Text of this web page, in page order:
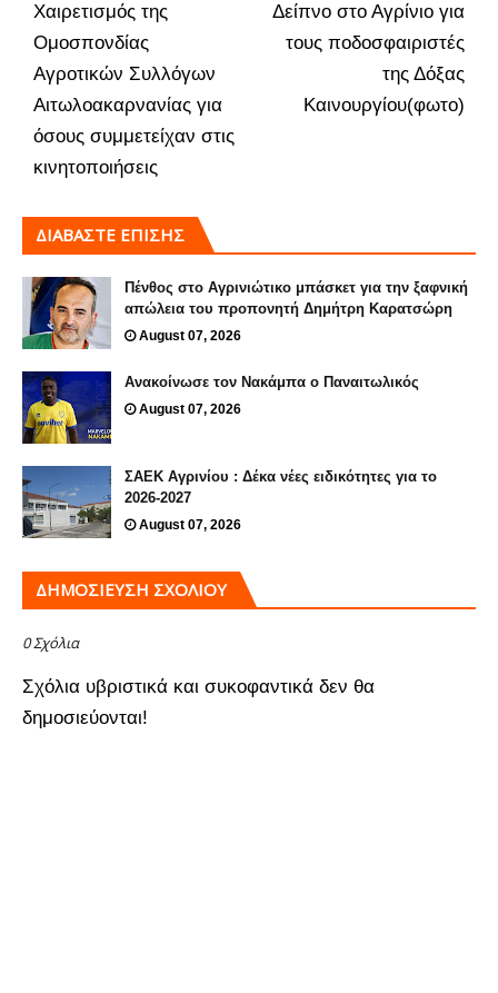
Δείπνο στο Αγρίνιο για
τους ποδοσφαιριστές
της Δόξας
Καινουργίου(φωτο)
Χαιρετισμός της
Ομοσπονδίας
Αγροτικών Συλλόγων
Αιτωλοακαρνανίας για
όσους συμμετείχαν στις
κινητοποιήσεις
ΔΙΑΒΑΣΤΕ ΕΠΙΣΗΣ
Πένθος στο Αγρινιώτικο μπάσκετ για την ξαφνική
απώλεια του προπονητή Δημήτρη Καρατσώρη
August 07, 2026
Ανακοίνωσε τον Νακάμπα ο Παναιτωλικός
August 07, 2026
ΣΑΕΚ Αγρινίου : Δέκα νέες ειδικότητες για το
2026-2027
August 07, 2026
ΔΗΜΟΣΊΕΥΣΗ ΣΧΟΛΊΟΥ
0 Σχόλια
Σχόλια υβριστικά και συκοφαντικά δεν θα
δημοσιεύονται!